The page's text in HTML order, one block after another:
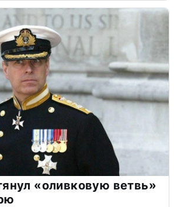
«оливковую ветвь»